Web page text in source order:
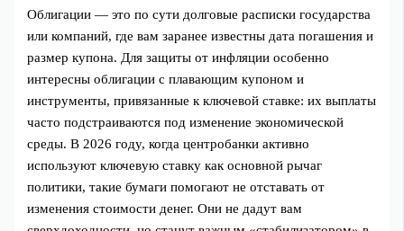
Облигации — это по сути долговые расписки государства
или компаний, где вам заранее известны дата погашения и
размер купона. Для защиты от инфляции особенно
интересны облигации с плавающим купоном и
инструменты, привязанные к ключевой ставке: их выплаты
часто подстраиваются под изменение экономической
среды. В 2026 году, когда центробанки активно
используют ключевую ставку как основной рычаг
политики, такие бумаги помогают не отставать от
изменения стоимости денег. Они не дадут вам